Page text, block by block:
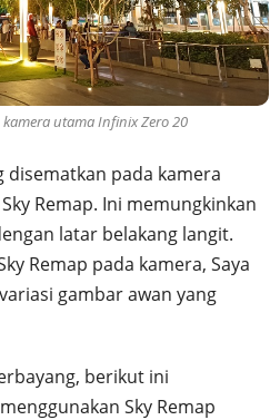
utama Infinix Zero 20
disematkan pada kamera
Remap. Ini memungkinkan
latar belakang langit.
Remap pada kamera, Saya
gambar awan yang
berikut ini
Sky Remap